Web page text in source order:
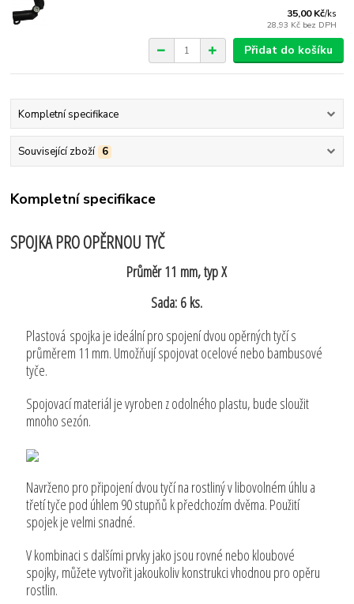
35,00 Kč/ks
28,93 Kč bez DPH
Přidat do košíku
Kompletní specifikace
Související zboží 6
Kompletní specifikace
SPOJKA PRO OPĚRNOU TYČ
Průměr 11 mm, typ X
Sada: 6 ks.
Plastová spojka je ideální pro spojení dvou opěrných tyčí s
průměrem 11 mm. Umožňují spojovat ocelové nebo bambusové
tyče.
Spojovací materiál je vyroben z odolného plastu, bude sloužit
mnoho sezón.
Navrženo pro připojení dvou tyčí na rostliný v libovolném úhlu a
třetí tyče pod úhlem 90 stupňů k předchozím dvěma. Použití
spojek je velmi snadné.
V kombinaci s dalšími prvky jako jsou rovné nebo kloubové
spojky, můžete vytvořit jakoukoliv konstrukci vhodnou pro opěru
rostlin.